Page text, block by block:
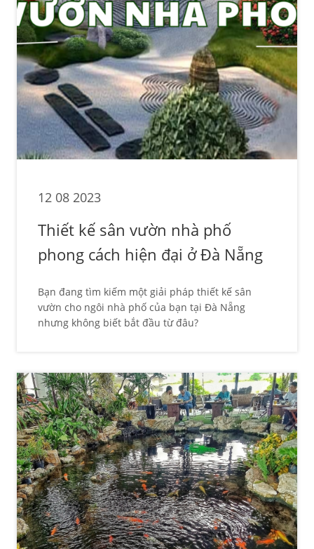
12 08 2023
Thiết kế sân vườn nhà phố
phong cách hiện đại ở Đà Nẵng
Bạn đang tìm kiếm một giải pháp thiết kế sân
vườn cho ngôi nhà phố của bạn tại Đà Nẵng
nhưng không biết bắt đầu từ đâu?